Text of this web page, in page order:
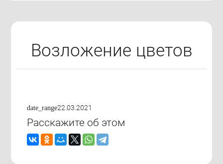
Возложение цветов
date_range22.03.2021
Расскажите об этом